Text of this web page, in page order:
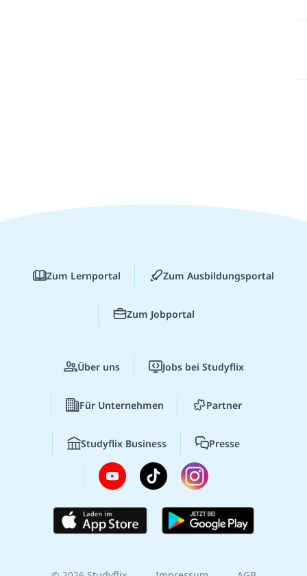
Zum Lernportal Zum Ausbildungsportal
Zum Jobportal
Über uns Jobs bei Studyflix
Für Unternehmen Partner
Studyflix Business Presse